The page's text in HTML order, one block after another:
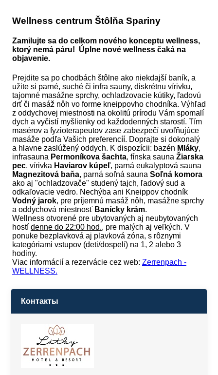
Wellness centrum Štôlňa Spariny
Zamilujte sa do celkom nového konceptu wellness,
ktorý nemá páru! Úplne nové wellness čaká na
objavenie.
Prejdite sa po chodbách štôlne ako niekdajší baník, a
užite si parné, suché či infra sauny, diskrétnu vírivku,
tajomné masážne sprchy, ochladzovacie kútiky, ľadovú
drť či masáž nôh vo forme kneippovho chodníka. Výhľad
z oddychovej miestnosti na okolitú prírodu Vám spomalí
dych a vyčistí myšlienky od každodenných starostí. Tím
masérov a fyzioterapeutov zase zabezpečí uvoľňujúce
masáže podľa Vašich preferencíí. Doprajte si dokonalý
a hlavne zaslúžený oddych. K dispozícii: bazén Mláky,
infrasauna Permoníkova šachta, fínska sauna Žiarska
pec, vírivka Haviarov kúpeľ, parná eukalyptová sauna
Magnezitová baňa, parná soľná sauna Soľná komora
ako aj "ochladzovače" studený tajch, ľadový sud a
odkaľovacie vedro. Nechýba ani Kneippov chodník
Vodný jarok, pre príjemnú masáž nôh, masážne sprchy
a oddychová miestnosť Banícky krám.
Wellness otvorené pre ubytovaných aj neubytovaných
hostí denne do 22:00 hod., pre malých aj veľkých. V
ponuke bezplavková aj plavková zóna, s rôznymi
kategóriami vstupov (deti/dospelí) na 1, 2 alebo 3
hodiny.
Viac informácií a rezervácie cez web: Zerrenpach -
WELLNESS.
Контакты